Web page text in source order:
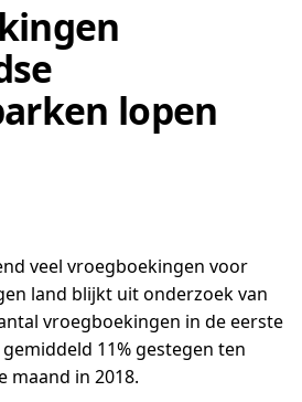
lopen
veel vroegboekingen voor
land blijkt uit onderzoek van
vroegboekingen in de eerste
11% gestegen ten
maand in 2018.